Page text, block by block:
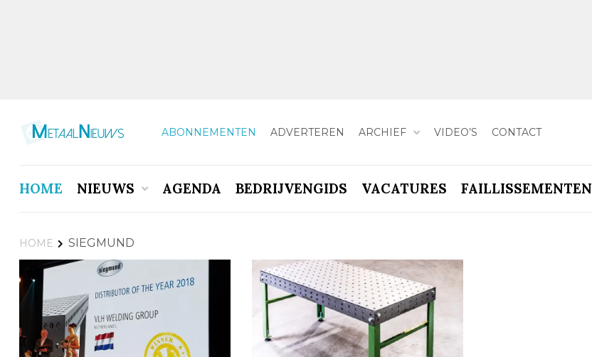
ABONNEMENTEN ADVERTEREN ARCHIEF VIDEO’S CONTACT
HOME NIEUWS AGENDA BEDRIJVENGIDS VACATURES FAILLISSEMENTEN
HOME SIEGMUND